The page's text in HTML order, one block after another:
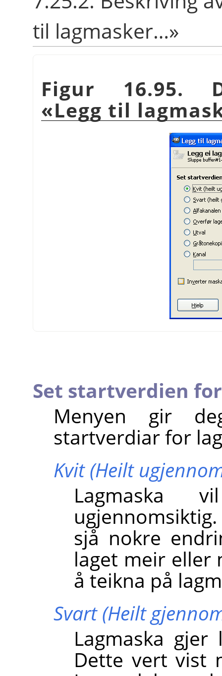
til lagmasker…»
Figur 16.95.
«Legg til
Set startverdien
Menyen gir
startverdiar for
Kvit (Heilt
Lagmaska
sjå nokre
laget meir eller
å teikna på
Svart (Heilt
Lagmaska
Dette vert vist